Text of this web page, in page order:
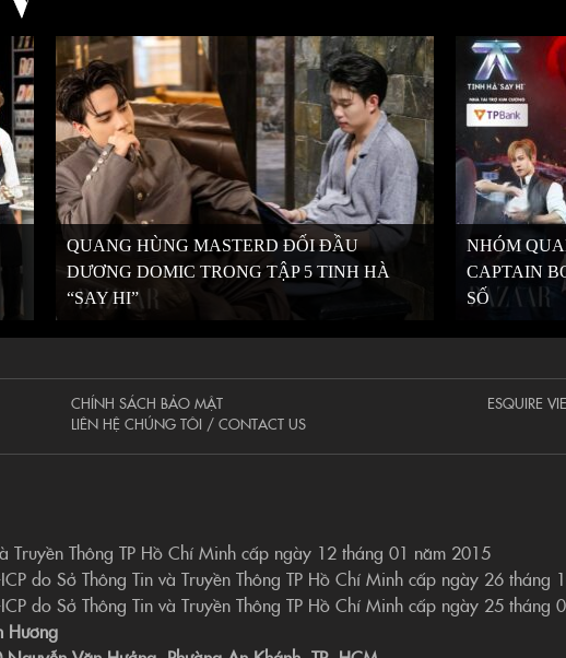
QUANG HÙNG MASTERD ĐỐI ĐẦU
DƯƠNG DOMIC TRONG TẬP 5 TINH HÀ
“SAY HI”
NHÓM
CAPTAIN
SỐ
CHÍNH SÁCH BẢO MẬT
LIÊN HỆ CHÚNG TÔI / CONTACT US
ESQUIRE
Truyền Thông TP Hồ Chí Minh cấp ngày 12 tháng 01 năm 2015
do Sở Thông Tin và Truyền Thông TP Hồ Chí Minh cấp ngày 26 tháng
do Sở Thông Tin và Truyền Thông TP Hồ Chí Minh cấp ngày 25 tháng
Hương